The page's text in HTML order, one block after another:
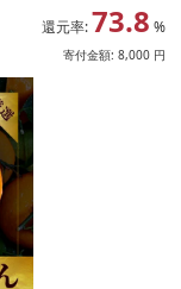
八幡浜市 産
YW
還元率: 73.8 %
寄付金額: 8,000 円